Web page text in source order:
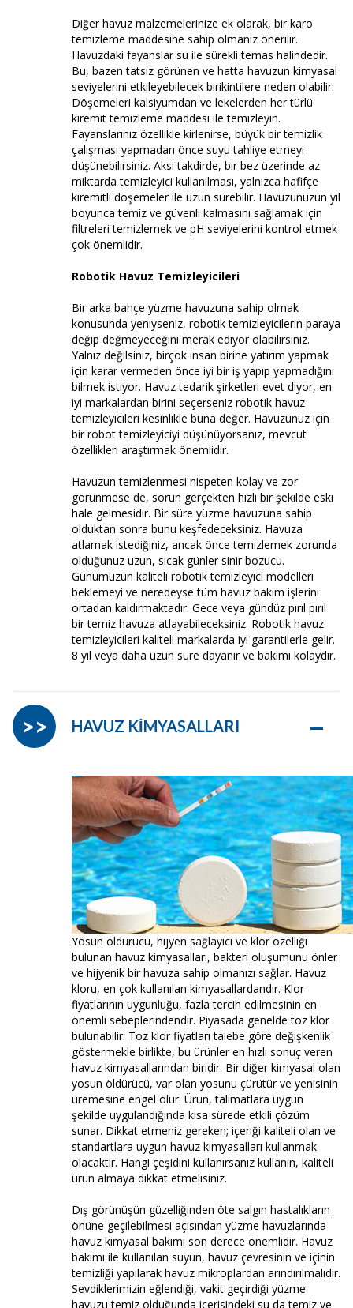
Diğer havuz malzemelerinize ek olarak, bir karo
temizleme maddesine sahip olmanız önerilir.
Havuzdaki fayanslar su ile sürekli temas halindedir.
Bu, bazen tatsız görünen ve hatta havuzun kimyasal
seviyelerini etkileyebilecek birikintilere neden olabilir.
Döşemeleri kalsiyumdan ve lekelerden her türlü
kiremit temizleme maddesi ile temizleyin.
Fayanslarınız özellikle kirlenirse, büyük bir temizlik
çalışması yapmadan önce suyu tahliye etmeyi
düşünebilirsiniz. Aksi takdirde, bir bez üzerinde az
miktarda temizleyici kullanılması, yalnızca hafifçe
kiremitli döşemeler ile uzun sürebilir. Havuzunuzun yıl
boyunca temiz ve güvenli kalmasını sağlamak için
filtreleri temizlemek ve pH seviyelerini kontrol etmek
çok önemlidir.
Robotik Havuz Temizleyicileri
Bir arka bahçe yüzme havuzuna sahip olmak
konusunda yeniyseniz, robotik temizleyicilerin paraya
değip değmeyeceğini merak ediyor olabilirsiniz.
Yalnız değilsiniz, birçok insan birine yatırım yapmak
için karar vermeden önce iyi bir iş yapıp yapmadığını
bilmek istiyor. Havuz tedarik şirketleri evet diyor, en
iyi markalardan birini seçerseniz robotik havuz
temizleyicileri kesinlikle buna değer. Havuzunuz için
bir robot temizleyiciyi düşünüyorsanız, mevcut
özellikleri araştırmak önemlidir.
Havuzun temizlenmesi nispeten kolay ve zor
görünmese de, sorun gerçekten hızlı bir şekilde eski
hale gelmesidir. Bir süre yüzme havuzuna sahip
olduktan sonra bunu keşfedeceksiniz. Havuza
atlamak istediğiniz, ancak önce temizlemek zorunda
olduğunuz uzun, sıcak günler sinir bozucu.
Günümüzün kaliteli robotik temizleyici modelleri
beklemeyi ve neredeyse tüm havuz bakım işlerini
ortadan kaldırmaktadır. Gece veya gündüz pırıl pırıl
bir temiz havuza atlayabileceksiniz. Robotik havuz
temizleyicileri kaliteli markalarda iyi garantilerle gelir.
8 yıl veya daha uzun süre dayanır ve bakımı kolaydır.
HAVUZ KİMYASALLARI –
>>
Yosun öldürücü, hijyen sağlayıcı ve klor özelliği
bulunan havuz kimyasalları, bakteri oluşumunu önler
ve hijyenik bir havuza sahip olmanızı sağlar. Havuz
kloru, en çok kullanılan kimyasallardandır. Klor
fiyatlarının uygunluğu, fazla tercih edilmesinin en
önemli sebeplerindendir. Piyasada genelde toz klor
bulunabilir. Toz klor fiyatları talebe göre değişkenlik
göstermekle birlikte, bu ürünler en hızlı sonuç veren
havuz kimyasallarından biridir. Bir diğer kimyasal olan
yosun öldürücü, var olan yosunu çürütür ve yenisinin
üremesine engel olur. Ürün, talimatlara uygun
şekilde uygulandığında kısa sürede etkili çözüm
sunar. Dikkat etmeniz gereken; içeriği kaliteli olan ve
standartlara uygun havuz kimyasalları kullanmak
olacaktır. Hangi çeşidini kullanırsanız kullanın, kaliteli
ürün almaya dikkat etmelisiniz.
Dış görünüşün güzelliğinden öte salgın hastalıkların
önüne geçilebilmesi açısından yüzme havuzlarında
havuz kimyasal bakımı son derece önemlidir. Havuz
bakımı ile kullanılan suyun, havuz çevresinin ve içinin
temizliği yapılarak havuz mikroplardan arındırılmalıdır.
Sevdiklerimizin eğlendiği, vakit geçirdiği yüzme
havuzu temiz olduğunda içerisindeki su da temiz ve